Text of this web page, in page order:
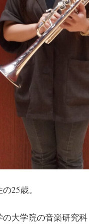
25歳。
の大学院の音楽研